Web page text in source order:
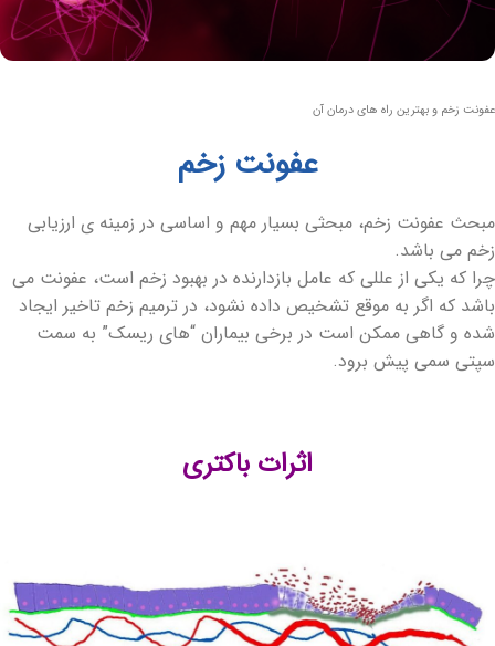
عفونت زخم و بهترین راه های درمان آن
عفونت زخم
مبحث عفونت زخم، مبحثی بسیار مهم و اساسی در زمینه ی ارزیابی
زخم می باشد.
چرا که یکی از عللی که عامل بازدارنده در بهبود زخم است، عفونت می
باشد که اگر به موقع تشخیص داده نشود، در ترمیم زخم تاخیر ایجاد
شده و گاهی ممکن است در برخی بیماران “های ریسک” به سمت
سپتی سمی پیش برود.
اثرات باکتری